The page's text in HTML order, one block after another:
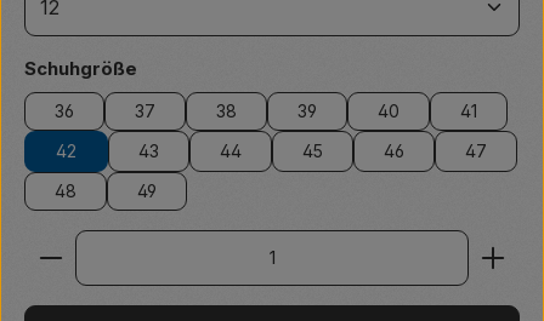
Schuhgröße
36 37 38 39 40
41
42
43 44 45 46
47
48
49
Produkt Anzahl: Gib den gewünschten Wert ein